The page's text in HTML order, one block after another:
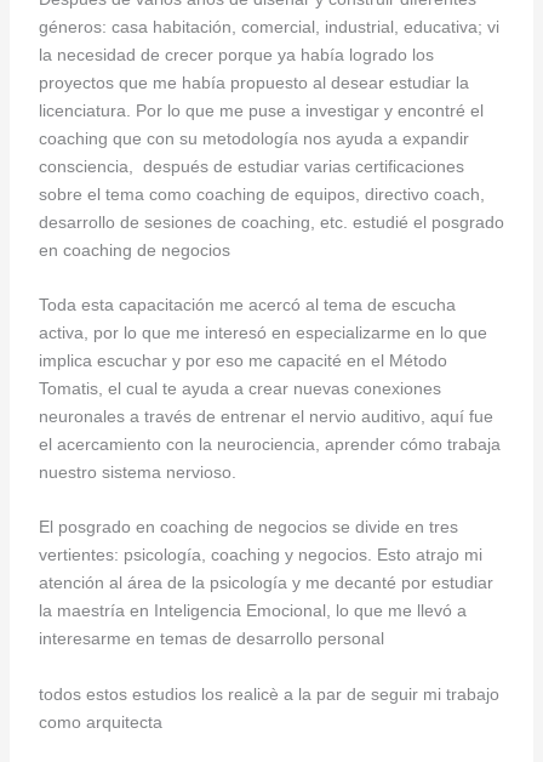
géneros: casa habitación, comercial, industrial, educativa; vi
la necesidad de crecer porque ya había logrado los
proyectos que me había propuesto al desear estudiar la
licenciatura. Por lo que me puse a investigar y encontré el
coaching que con su metodología nos ayuda a expandir
consciencia, después de estudiar varias certificaciones
sobre el tema como coaching de equipos, directivo coach,
desarrollo de sesiones de coaching, etc. estudié el posgrado
en coaching de negocios
Toda esta capacitación me acercó al tema de escucha
activa, por lo que me interesó en especializarme en lo que
implica escuchar y por eso me capacité en el Método
Tomatis, el cual te ayuda a crear nuevas conexiones
neuronales a través de entrenar el nervio auditivo, aquí fue
el acercamiento con la neurociencia, aprender cómo trabaja
nuestro sistema nervioso.
El posgrado en coaching de negocios se divide en tres
vertientes: psicología, coaching y negocios. Esto atrajo mi
atención al área de la psicología y me decanté por estudiar
la maestría en Inteligencia Emocional, lo que me llevó a
interesarme en temas de desarrollo personal
todos estos estudios los realicè a la par de seguir mi trabajo
como arquitecta